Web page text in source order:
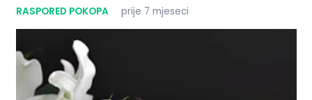
RASPORED POKOPA prije 7 mjeseci